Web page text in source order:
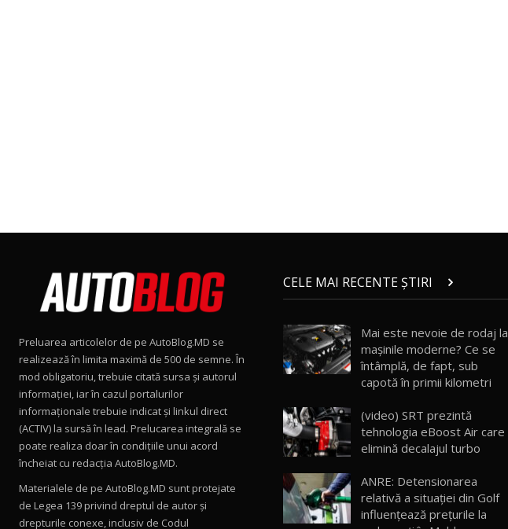
Preluarea articolelor de pe AutoBlog.MD se
realizează în limita maximă de 500 de semne. În
mod obligatoriu, trebuie citată sursa și autorul
informației, iar în cazul portalurilor
informaționale trebuie indicat și linkul direct
(ACTIV) la sursă în lead. Prelucarea integrală se
poate realiza doar în condițiile unui acord
încheiat cu redacţia AutoBlog.MD.
Materialele de pe AutoBlog.MD sunt protejate
de Legea 139 privind dreptul de autor și
drepturile conexe, inclusiv de Codul
CELE MAI RECENTE ȘTIRI
Mai este nevoie de rodaj la
mașinile moderne? Ce se
întâmplă, de fapt, sub
capotă în primii kilometri
(video) SRT prezintă
tehnologia eBoost Air care
elimină decalajul turbo
ANRE: Detensionarea
relativă a situației din Golf
influențează prețurile la